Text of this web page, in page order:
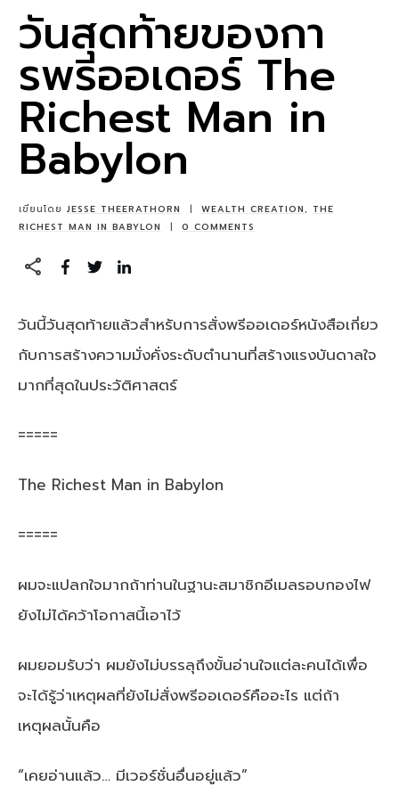
วันสุดท้ายของกา
รพรีออเดอร์ The
Richest Man in
Babylon
เขียนโดย JESSE THEERATHORN | WEALTH CREATION , THE
RICHEST MAN IN BABYLON
| 0 COMMENTS
วันนี้วันสุดท้ายแล้วสำหรับการสั่งพรีออเดอร์หนังสือเกี่ยว
กับการสร้างความมั่งคั่งระดับตำนานที่สร้างแรงบันดาลใจ
มากที่สุดในประวัติศาสตร์
=====
The Richest Man in Babylon
=====
ผมจะแปลกใจมากถ้าท่านในฐานะสมาชิกอีเมลรอบกองไฟ
ยังไม่ได้คว้าโอกาสนี้เอาไว้
ผมยอมรับว่า ผมยังไม่บรรลุถึงขั้นอ่านใจแต่ละคนได้เพื่อ
จะได้รู้ว่าเหตุผลที่ยังไม่สั่งพรีออเดอร์คืออะไร แต่ถ้า
เหตุผลนั้นคือ
“เคยอ่านแล้ว… มีเวอร์ชั่นอื่นอยู่แล้ว”